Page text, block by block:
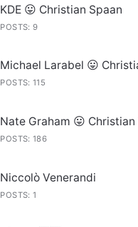
KDE 😛 Christian Spaan
POSTS: 9
Michael Larabel 😛
POSTS: 115
Nate Graham 😛 Christian
POSTS: 186
Niccolò Venerandi
POSTS: 1